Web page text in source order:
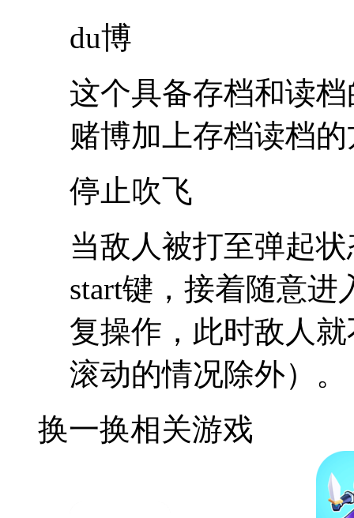
du博
这个具备存档和读
赌博加上存档读档
停止吹飞
当敌人被打至弹起
start键，接着随意进
复操作，此时敌人
滚动的情况除外）。
换一换相关游戏